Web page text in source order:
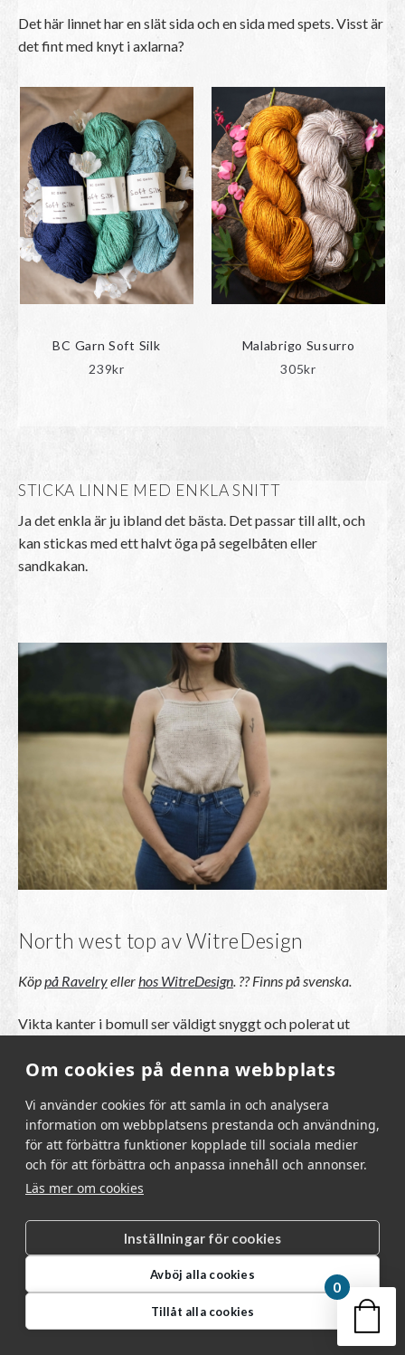
Om cookies på denna webbplats
Vi använder cookies för att samla in och analysera
information om webbplatsens prestanda och användning,
för att förbättra funktioner kopplade till sociala medier
och för att förbättra och anpassa innehåll och annonser.
Läs mer om cookies
Inställningar för cookies
Avböj alla cookies
Tillåt alla cookies
Det här linnet har en slät sida och en sida med spets. Visst är
det fint med knyt i axlarna?
BC Garn Soft Silk
239kr
Malabrigo Susurro
305kr
STICKA LINNE MED ENKLA SNITT
Ja det enkla är ju ibland det bästa. Det passar till allt, och
kan stickas med ett halvt öga på segelbåten eller
sandkakan.
North west top av WitreDesign
Köppå Ravelryeller hos WitreDesign. ?? Finns på svenska.
Vikta kanter i bomull ser väldigt snyggt och polerat ut
och snygga.
Din
0